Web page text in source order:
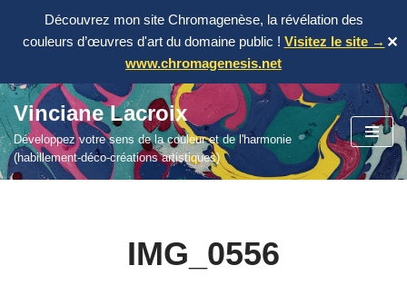
Découvrez mon site Chromagenèse, la révélation des
couleurs d’œuvres d'art du domaine public ! Visitez le site →
www.chromagenesis.net
✕
Aller
au
contenu
Vinciane Lacroix
Développez votre sens de la couleur et de l'harmonie
(habillement-déco-créations artistiques)
IMG_0556